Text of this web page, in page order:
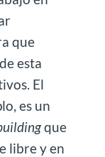
que
esta
El
es un
que
libre y en